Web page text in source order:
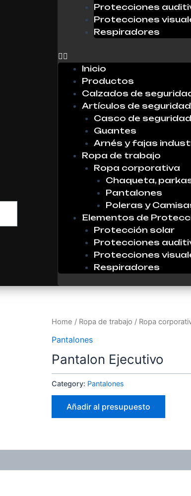
Protecciones
Protecciones
Respiradores
Inicio
Productos
Calzados de
Artículos de seguridad
Casco de seguridad
Guantes
Arnés y fajas
Ropa de trabajo
Ropa corporativa
Chaqueta,
Pantalones
Poleras y
Elementos de
Protección solar
Protecciones
Protecciones
Respiradores
Home / Ropa de trabajo / Ropa
Pantalones
Pantalon Ejecutivo
Category: Pantalones
Añadir al presupuesto